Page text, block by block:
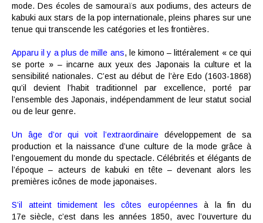
mode. Des écoles de samouraïs aux podiums, des acteurs de
kabuki aux stars de la pop internationale, pleins phares sur une
tenue qui transcende les catégories et les frontières.
Apparu il y a plus de mille ans, le kimono – littéralement « ce qui
se porte » – incarne aux yeux des Japonais la culture et la
sensibilité nationales. C’est au début de l’ère Edo (1603-1868)
qu’il devient l’habit traditionnel par excellence, porté par
l’ensemble des Japonais, indépendamment de leur statut social
ou de leur genre.
Un âge d’or qui voit l’extraordinairedéveloppement de sa
production et la naissance d’une culture de la mode grâce à
l’engouement du monde du spectacle. Célébrités et élégants de
l’époque – acteurs de kabuki en tête – devenant alors les
premières icônes de mode japonaises.
S’il atteint timidement les côtes européennes à la fin du
17e siècle, c’est dans les années 1850, avec l’ouverture du